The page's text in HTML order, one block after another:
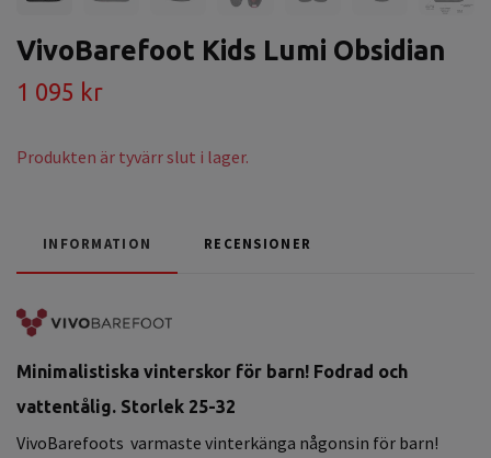
VivoBarefoot Kids Lumi Obsidian
1 095 kr
Produkten är tyvärr slut i lager.
INFORMATION RECENSIONER
Minimalistiska vinterskor för barn! Fodrad och
vattentålig. Storlek 25-32
VivoBarefoots varmaste vinterkänga någonsin för barn!